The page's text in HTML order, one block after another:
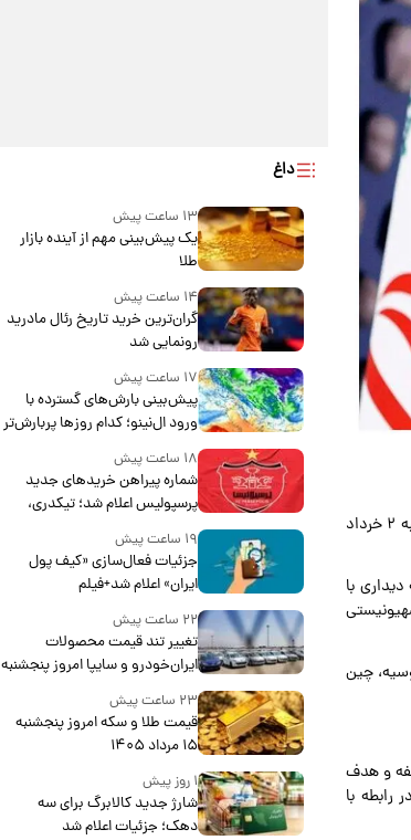
و به نقل از مشرق، اسماعیل بقائی، سخنگوی وزارت امور خارجه جمهوری اسلامی ایران امروز سه شنبه ۲ خرداد
با
چین
و هدف
با
داغ
۱۳ ساعت پیش
یک پیش‌بینی مهم از آینده بازار
طلا
۱۴ ساعت پیش
گران‌ترین خرید تاریخ رئال مادرید
رونمایی شد
۱۷ ساعت پیش
پیش‌بینی بارش‌های گسترده با
ورود ال‌نینو؛ کدام روزها پربارش‌تر
خواهند بود؟
۱۸ ساعت پیش
شماره پیراهن خریدهای جدید
پرسپولیس اعلام شد؛ تیکدری،
محبی و سرگیف با اعداد ویژه
۱۹ ساعت پیش
جزئیات فعال‌سازی «کیف پول
ایران» اعلام شد+فیلم
۲۲ ساعت پیش
تغییر تند قیمت محصولات
ایران‌خودرو و سایپا امروز پنجشنبه
۲۳ ساعت پیش
قیمت طلا و سکه امروز پنجشنبه
۱۵ مرداد ۱۴۰۵
۱ روز پیش
شارژ جدید کالابرگ برای سه
دهک؛ جزئیات اعلام شد